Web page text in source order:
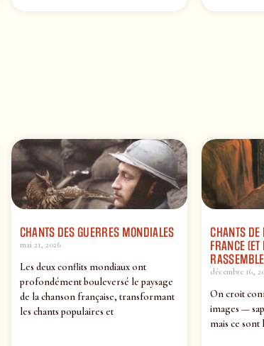
CHANTS DES GUERRES MONDIALES
mai 21, 2026
Les deux conflits mondiaux ont
profondément bouleversé le paysage
de la chanson française, transformant
les chants populaires et
CHANTS DE
FRANCE (ET
décembre 16,
On croit
images —
mais ce